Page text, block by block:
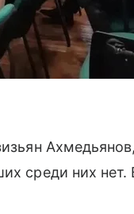
среди них нет.